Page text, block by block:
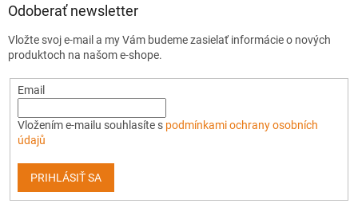
Odoberať newsletter
Vložte svoj e-mail a my Vám budeme zasielať informácie o nových
produktoch na našom e-shope.
Email
Vložením e-mailu souhlasíte s podmínkami ochrany osobních
údajů
PRIHLÁSIŤ SA